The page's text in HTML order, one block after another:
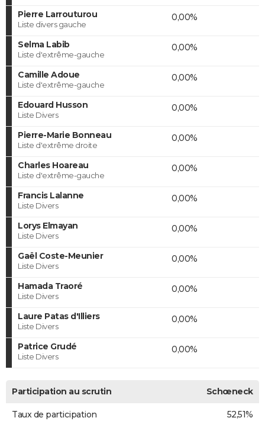
Pierre Larrouturou
Liste divers gauche
0,00%
Selma Labib
Liste d'extrême-gauche
0,00%
Camille Adoue
Liste d'extrême-gauche
0,00%
Edouard Husson
Liste Divers
0,00%
Pierre-Marie Bonneau
Liste d'extrême droite
0,00%
Charles Hoareau
Liste d'extrême-gauche
0,00%
Francis Lalanne
Liste Divers
0,00%
Lorys Elmayan
Liste Divers
0,00%
Gaël Coste-Meunier
Liste Divers
0,00%
Hamada Traoré
Liste Divers
0,00%
Laure Patas d'Illiers
Liste Divers
0,00%
Patrice Grudé
Liste Divers
0,00%
Participation au scrutin Schœneck
Taux de participation 52,51%